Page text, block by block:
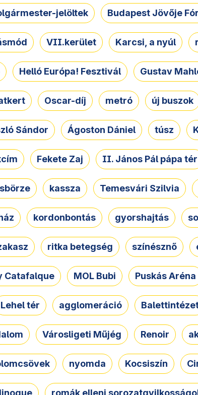
jelöltek Budapest Jövője
VII.kerület Karcsi, a nyúl
Helló Európa! Fesztivál Gustav
Oscar-díj metró új buszok
Sándor Ágoston Dániel túsz
Fekete Zaj II. János Pál pápa tér
kassza Temesvári Szilvia
kordonbontás gyorshajtás
ritka betegség színésznő
Catafalque MOL Bubi Puskás Aréna
Lehel tér agglomeráció
Városligeti Műjég Renoir
nyomda Kocsiszín
romák elleni